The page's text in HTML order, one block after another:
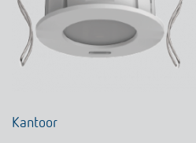
Kantoor